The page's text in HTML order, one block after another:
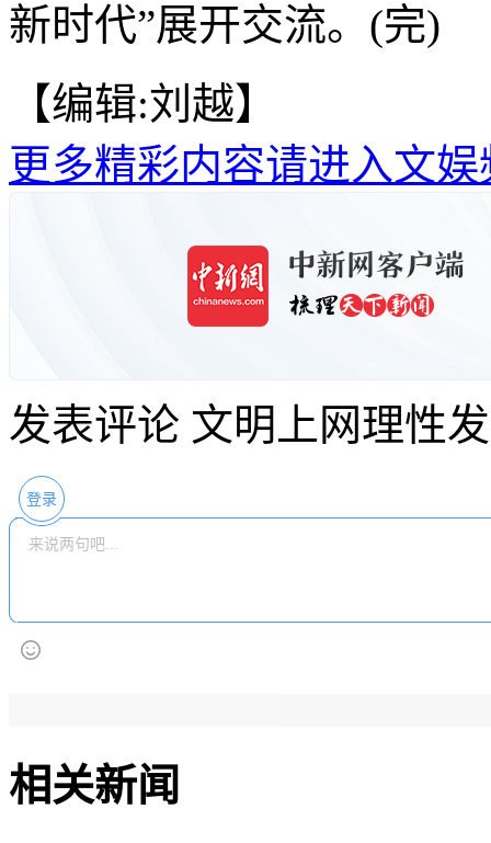
新时代”展开交流。(完)
【编辑:刘越】
更多精彩内容请进入文娱
发表评论 文明上网理性
登录
相关新闻